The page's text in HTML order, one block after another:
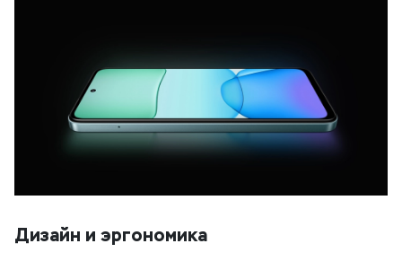
Дизайн и эргономика